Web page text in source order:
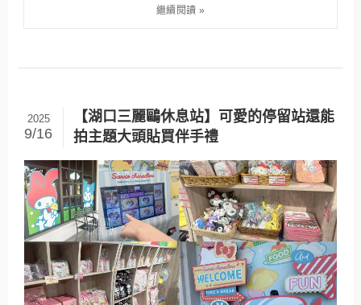
【湖口三麗鷗休息站】可愛的停留站還能
拍主題大頭貼買伴手禮
2025
9/16